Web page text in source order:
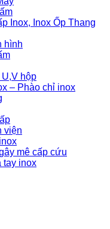
Inox, Inox Ốp Thang
hình
hộp
– Phào chỉ inox
viện
mê cấp cứu
tay inox